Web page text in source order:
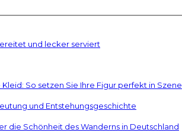
und lecker serviert
So setzen Sie Ihre Figur perfekt in Szene
und Entstehungsgeschichte
die Schönheit des Wanderns in Deutschland